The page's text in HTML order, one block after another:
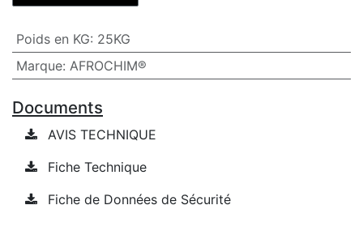
Poids en KG: 25KG
Marque: AFROCHIM®
Documents
AVIS TECHNIQUE
Fiche Technique
Fiche de Données de Sécurité